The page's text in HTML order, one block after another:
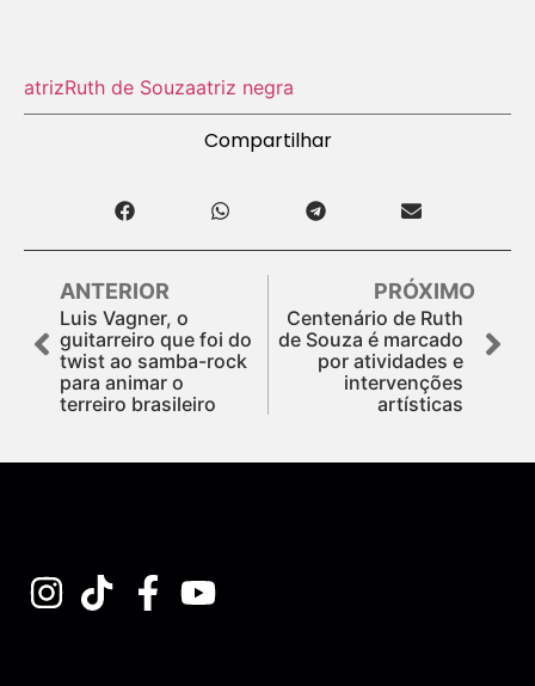
atrizRuth de Souzaatriz negra
Compartilhar
ANTERIOR
Luis Vagner, o
guitarreiro que foi do
twist ao samba-rock
para animar o
terreiro brasileiro
PRÓXIMO
Centenário de Ruth
de Souza é marcado
por atividades e
intervenções
artísticas